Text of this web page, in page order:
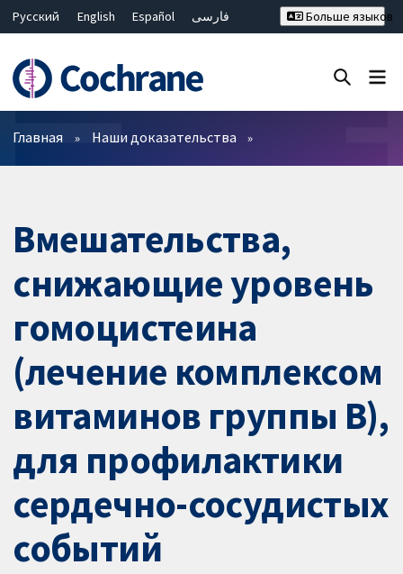
Русский English Español
فارسی
Bahasa Malaysia
ไทย
繁體中文
简体中文
Больше языков
Фильтры
Главная Наши доказательства
Вмешательства,
снижающие уровень
гомоцистеина
(лечение комплексом
витаминов группы В),
для профилактики
сердечно-сосудистых
событий